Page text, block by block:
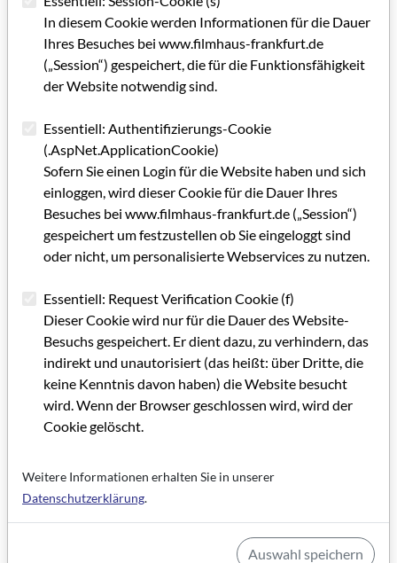
Editorial GRIP 27
IMPRESSUM GRIP 27
Abseits der Goldgräberstimmung
Im Umbruch
Lebende Leichen und lange Nächte
Neues aus dem Filmhaus
Kunsthochschulen, bewegt euch und eure Bilder!
Wirtschaft und Medien
Mit offenem Ausgang
Bewegliche Institution
Das Denken ist die harte Arbeit, nicht das Wörter zählen
Filme für Europa – Förderungen und Kooperationen
In diesem Cookie werden Informationen für die Dauer
Ihres Besuches bei www.filmhaus-frankfurt.de
(„Session“) gespeichert, die für die Funktionsfähigkeit
der Website notwendig sind.
Essentiell: Authentifizierungs-Cookie
(.AspNet.ApplicationCookie)
Sofern Sie einen Login für die Website haben und sich
einloggen, wird dieser Cookie für die Dauer Ihres
Besuches bei www.filmhaus-frankfurt.de („Session“)
gespeichert um festzustellen ob Sie eingeloggt sind
oder nicht, um personalisierte Webservices zu nutzen.
Essentiell: Request Verification Cookie (f)
Dieser Cookie wird nur für die Dauer des Website-
Besuchs gespeichert. Er dient dazu, zu verhindern, das
indirekt und unautorisiert (das heißt: über Dritte, die
keine Kenntnis davon haben) die Website besucht
wird. Wenn der Browser geschlossen wird, wird der
Cookie gelöscht.
Weitere Informationen erhalten Sie in unserer
Datenschutzerklärung.
Auswahl speichern